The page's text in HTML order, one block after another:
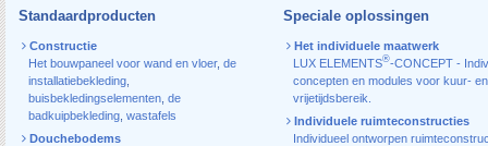
Standaardproducten
Constructie
Het bouwpaneel voor wand en vloer, de
installatiebekleding
buisbekledingselementen de
badkuipbekleding wastafels
Douchebodems
Speciale oplossingen
Het individuele maatwerk
LUX ELEMENTS®-CONCEPT -
concepten en modules voor kuur- en
vrijetijdsbereik.
Individuele ruimteconstructies
Individueel ontworpen